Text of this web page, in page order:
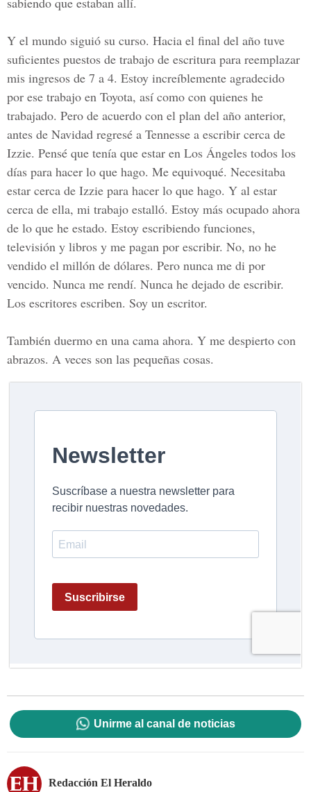
Y el mundo siguió su curso. Hacia el final del año tuve
suficientes puestos de trabajo de escritura para reemplazar
mis ingresos de 7 a 4. Estoy increíblemente agradecido
por ese trabajo en Toyota, así como con quienes he
trabajado. Pero de acuerdo con el plan del año anterior,
antes de Navidad regresé a Tennesse a escribir cerca de
Izzie. Pensé que tenía que estar en Los Ángeles todos los
días para hacer lo que hago. Me equivoqué. Necesitaba
estar cerca de Izzie para hacer lo que hago. Y al estar
cerca de ella, mi trabajo estalló. Estoy más ocupado ahora
de lo que he estado. Estoy escribiendo funciones,
televisión y libros y me pagan por escribir. No, no he
vendido el millón de dólares. Pero nunca me di por
vencido. Nunca me rendí. Nunca he dejado de escribir.
Los escritores escriben. Soy un escritor.
También duermo en una cama ahora. Y me despierto con
abrazos. A veces son las pequeñas cosas.
Unirme al canal de noticias
Redacción El Heraldo